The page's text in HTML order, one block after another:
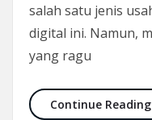
salah satu jenis
digital ini. Namun,
yang ragu
Continue Reading